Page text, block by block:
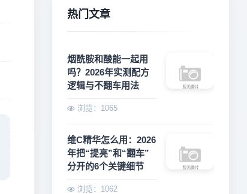
热门文章
烟酰胺和酸能一起用
吗？2026年实测配方
逻辑与不翻车用法
浏览：1065
维C精华怎么用：2026
年把“提亮”和“翻车”
分开的6个关键细节
浏览：1062